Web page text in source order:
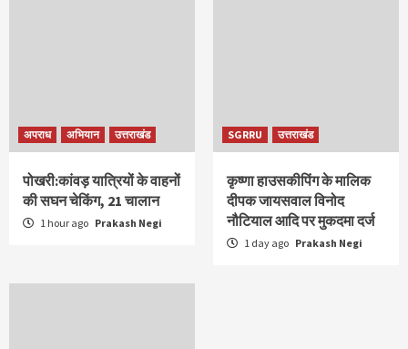
अपराध अभियान उत्तराखंड
पोखरी:कांवड़ यात्रियों के वाहनों
की सघन चेकिंग, 21 चालान
1 hour ago Prakash Negi
SGRRU उत्तराखंड
कृष्णा हाउसकीपिंग के मालिक
दीपक जायसवाल विनोद
नौटियाल आदि पर मुकदमा दर्ज
1 day ago Prakash Negi